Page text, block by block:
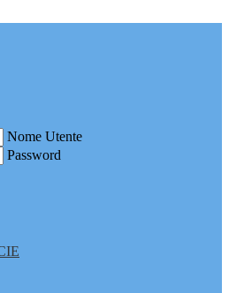
Nome Utente
Password